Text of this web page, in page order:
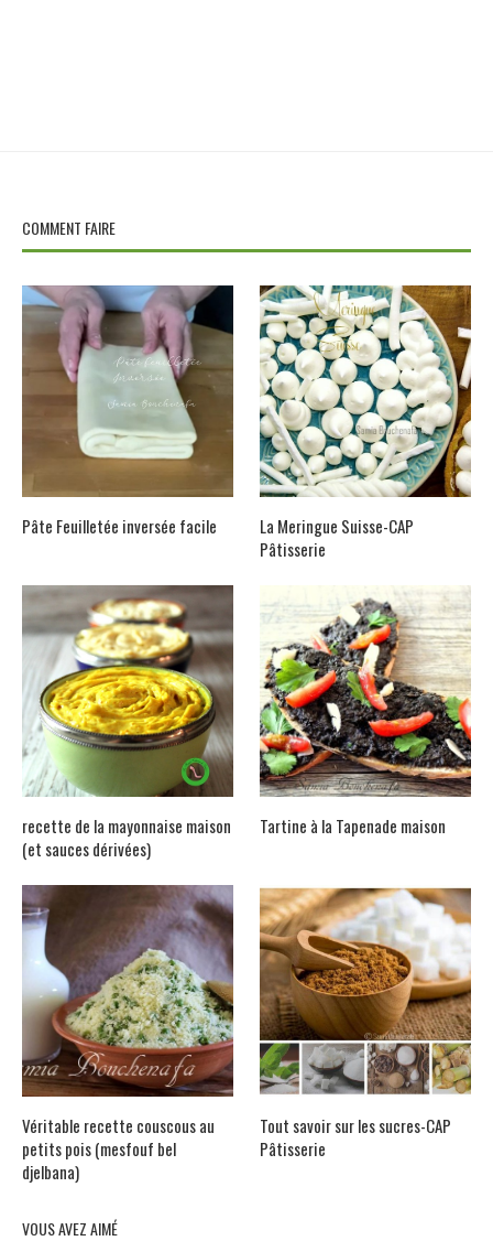
COMMENT FAIRE
Pâte Feuilletée inversée facile
La Meringue Suisse-CAP
Pâtisserie
recette de la mayonnaise maison
(et sauces dérivées)
Tartine à la Tapenade maison
Véritable recette couscous au
petits pois (mesfouf bel
djelbana)
Tout savoir sur les sucres-CAP
Pâtisserie
VOUS AVEZ AIMÉ